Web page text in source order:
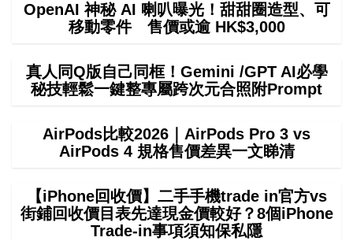
OpenAI 神秘 AI 喇叭曝光！甜甜圈造型、可
移動零件 售價或逾 HK$3,000
真人同Q版自己同框！Gemini /GPT AI必學
秘技輕鬆一鍵整專屬跨次元合照附Prompt
AirPods比較2026｜AirPods Pro 3 vs
AirPods 4 規格售價差異一文睇清
【iPhone回收價】二手手機trade in官方vs
街鋪回收價目表先達現金價較好？8個iPhone
Trade-in事項須知保私隱